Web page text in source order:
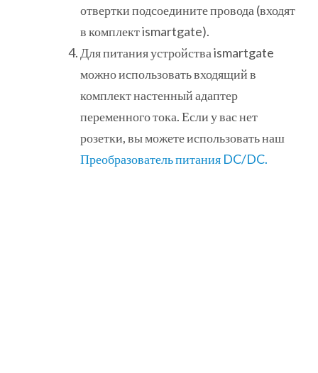
отвертки подсоедините провода (входят
в комплект ismartgate).
Для питания устройства ismartgate
можно использовать входящий в
комплект настенный адаптер
переменного тока. Если у вас нет
розетки, вы можете использовать наш
Преобразователь питания DC/DC.